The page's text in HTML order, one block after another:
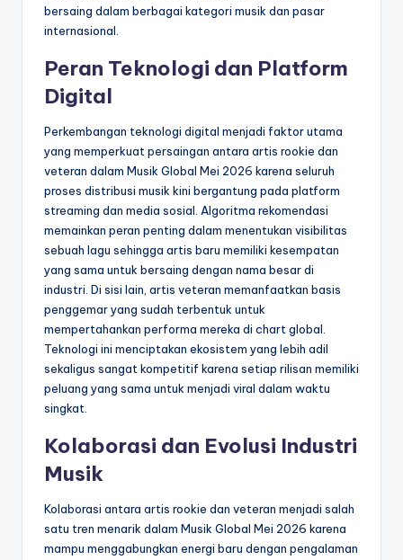
bersaing dalam berbagai kategori musik dan pasar
internasional.
Peran Teknologi dan Platform
Digital
Perkembangan teknologi digital menjadi faktor utama
yang memperkuat persaingan antara artis rookie dan
veteran dalam Musik Global Mei 2026 karena seluruh
proses distribusi musik kini bergantung pada platform
streaming dan media sosial. Algoritma rekomendasi
memainkan peran penting dalam menentukan visibilitas
sebuah lagu sehingga artis baru memiliki kesempatan
yang sama untuk bersaing dengan nama besar di
industri. Di sisi lain, artis veteran memanfaatkan basis
penggemar yang sudah terbentuk untuk
mempertahankan performa mereka di chart global.
Teknologi ini menciptakan ekosistem yang lebih adil
sekaligus sangat kompetitif karena setiap rilisan memiliki
peluang yang sama untuk menjadi viral dalam waktu
singkat.
Kolaborasi dan Evolusi Industri
Musik
Kolaborasi antara artis rookie dan veteran menjadi salah
satu tren menarik dalam Musik Global Mei 2026 karena
mampu menggabungkan energi baru dengan pengalaman